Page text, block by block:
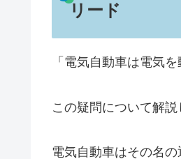
リード
「電気自動車は電気
この疑問について解説
電気自動車はその名